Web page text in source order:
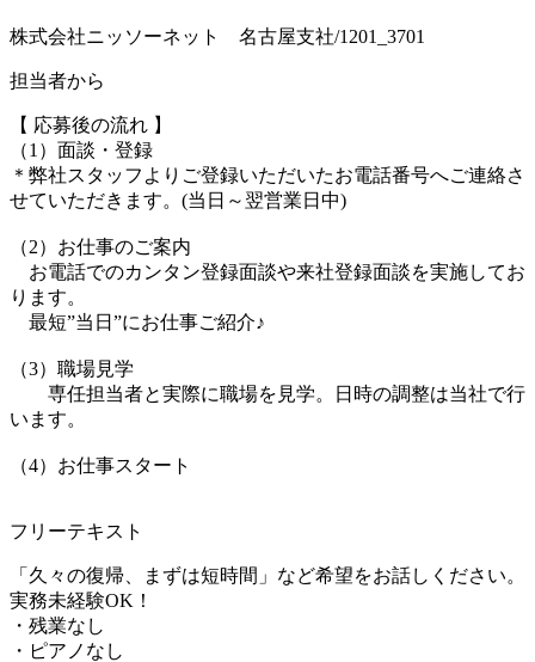
株式会社ニッソーネット 名古屋支社/1201_3701
担当者から
【 応募後の流れ 】
（1）面談・登録
＊弊社スタッフよりご登録いただいたお電話番号へご連絡さ
せていただきます。(当日～翌営業日中)
（2）お仕事のご案内
お電話でのカンタン登録面談や来社登録面談を実施してお
ります。
最短”当日”にお仕事ご紹介♪
（3）職場見学
専任担当者と実際に職場を見学。日時の調整は当社で行
います。
（4）お仕事スタート
フリーテキスト
「久々の復帰、まずは短時間」など希望をお話しください。
実務未経験OK！
・残業なし
・ピアノなし